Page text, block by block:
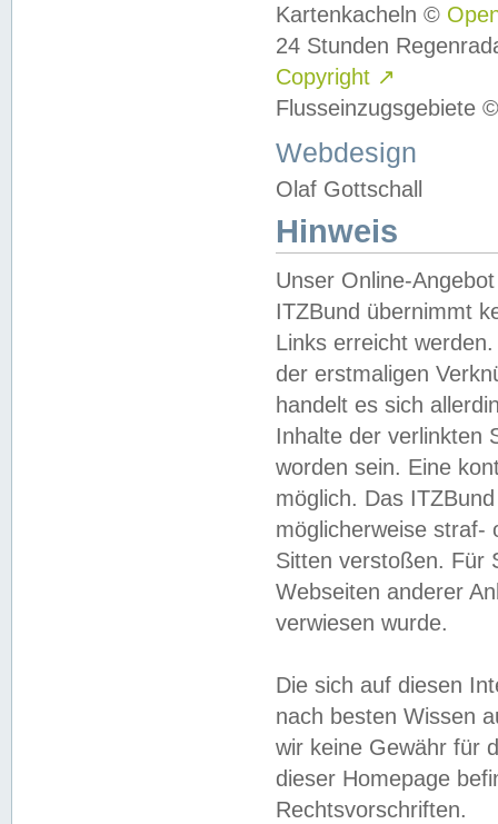
Kartenkacheln ©
24 Stunden
Copyright ↗
Flusseinzugsgebiete
Webdesign
Olaf Gottschall
Hinweis
Unser Online-
ITZBund übernimmt
Links erreicht
der erstmaligen
handelt es sich
Inhalte der verlinkten
worden sein. Eine
möglich. Das
möglicherweise straf-
Sitten verstoßen. Für
Webseiten anderer
verwiesen wurde.
Die sich auf diesen
nach besten Wissen
wir keine Gewähr für
dieser Homepage
Rechtsvorschriften.